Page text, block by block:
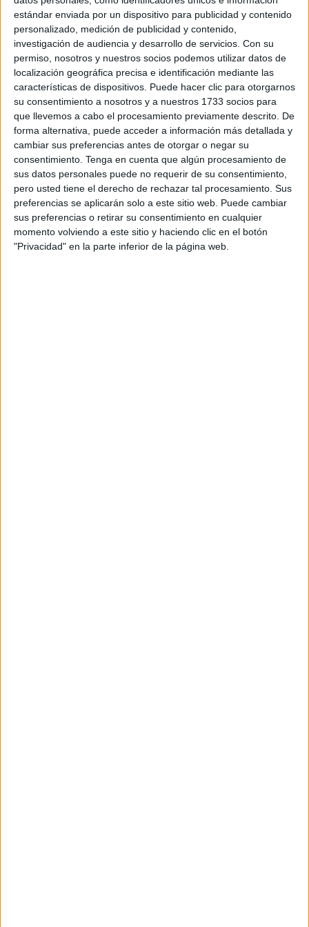
estándar enviada por un dispositivo para publicidad y contenido
personalizado, medición de publicidad y contenido,
investigación de audiencia y desarrollo de servicios. Con su
permiso, nosotros y nuestros socios podemos utilizar datos de
localización geográfica precisa e identificación mediante las
características de dispositivos. Puede hacer clic para otorgarnos
su consentimiento a nosotros y a nuestros 1733 socios para
que llevemos a cabo el procesamiento previamente descrito. De
forma alternativa, puede acceder a información más detallada y
cambiar sus preferencias antes de otorgar o negar su
consentimiento. Tenga en cuenta que algún procesamiento de
sus datos personales puede no requerir de su consentimiento,
pero usted tiene el derecho de rechazar tal procesamiento. Sus
preferencias se aplicarán solo a este sitio web. Puede cambiar
sus preferencias o retirar su consentimiento en cualquier
momento volviendo a este sitio y haciendo clic en el botón
"Privacidad" en la parte inferior de la página web.
ante el Málaga, desquiciaron a sus rivales con un juego
áspero y duro atrás.
Un fortín cadista
Para más inri en el próximo enfrentamiento del Ceuta,el
equipo jugará en uno de los fortines más
inexpugnables de toda la categoría, el Nuevo
Mirandilla. El Cádiz lleva sin perder en su casa desde el
12 de abril de 2024, cuando perdió ante un Elche que
acabaría por ascender en la categoría.
Desde entonces, los de Gaizka Garitano, no solo no han
perdido ni un partido en su casa, sino que no conocen otra